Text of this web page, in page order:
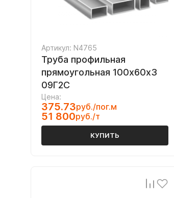
Артикул: N4765
Труба профильная
прямоугольная 100х60х3
09Г2С
Цена:
375.73руб./пог.м
51 800руб./т
КУПИТЬ